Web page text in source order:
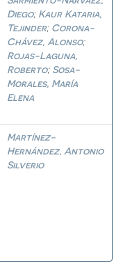
Diego; Kaur Kataria,
Tejinder; Corona-
Chávez, Alonso;
Rojas-Laguna,
Roberto; Sosa-
Morales, María
Elena
Martínez-
Hernández, Antonio
Silverio